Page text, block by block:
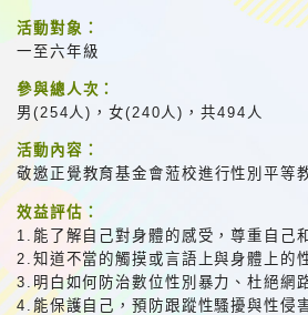
活動對象：
一至六年級
參與總人次：
男(254人)，女(240人)，共494人
活動內容：
敬邀正覺教育基金會蒞校進行性別平等
效益評估：
1.能了解自己對身體的感受，尊重自己
2.知道不當的觸摸或言語上與身體上的
3.明白如何防治數位性別暴力、杜絕網
4.能保護自己，預防跟蹤性騷擾與性侵